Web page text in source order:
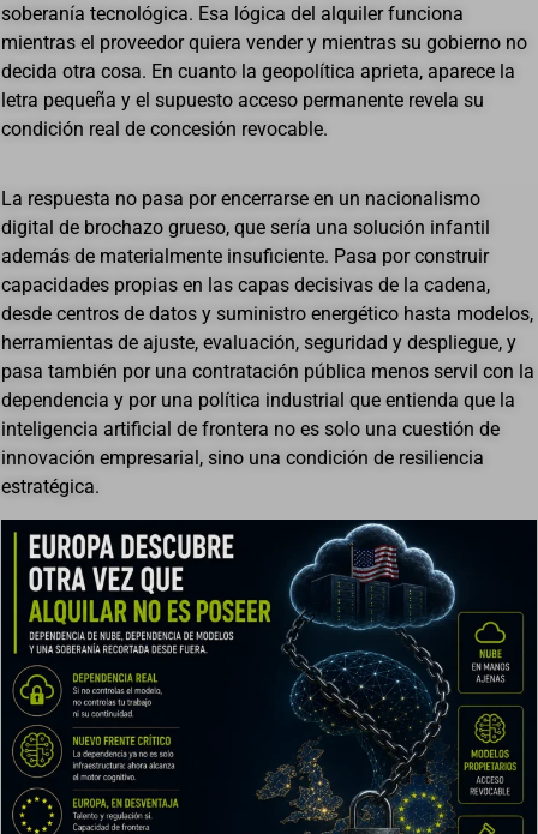
soberanía tecnológica. Esa lógica del alquiler funciona
mientras el proveedor quiera vender y mientras su gobierno no
decida otra cosa. En cuanto la geopolítica aprieta, aparece la
letra pequeña y el supuesto acceso permanente revela su
condición real de concesión revocable.
La respuesta no pasa por encerrarse en un nacionalismo
digital de brochazo grueso, que sería una solución infantil
además de materialmente insuficiente. Pasa por construir
capacidades propias en las capas decisivas de la cadena,
desde centros de datos y suministro energético hasta modelos,
herramientas de ajuste, evaluación, seguridad y despliegue, y
pasa también por una contratación pública menos servil con la
dependencia y por una política industrial que entienda que la
inteligencia artificial de frontera no es solo una cuestión de
innovación empresarial, sino una condición de resiliencia
estratégica.